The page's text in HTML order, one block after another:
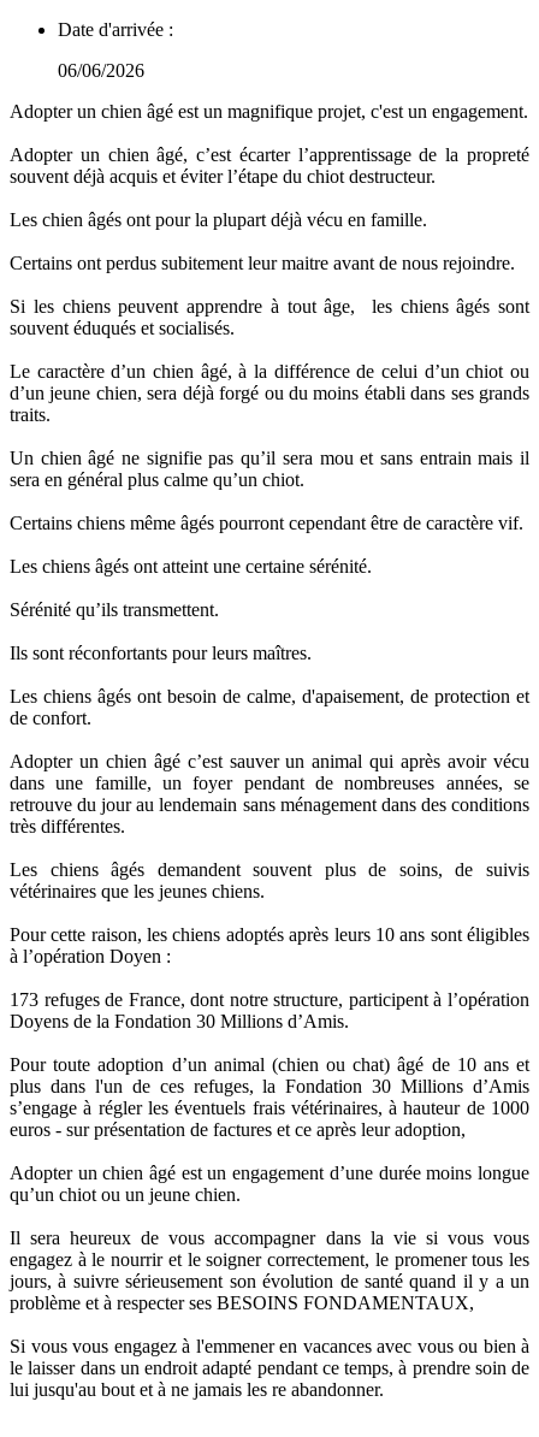
Date d'arrivée :
06/06/2026
Adopter un chien âgé est un magnifique projet, c'est un engagement.
Adopter un chien âgé, c’est écarter l’apprentissage de la propreté
souvent déjà acquis et éviter l’étape du chiot destructeur.
Les chien âgés ont pour la plupart déjà vécu en famille.
Certains ont perdus subitement leur maitre avant de nous rejoindre.
Si les chiens peuvent apprendre à tout âge, les chiens âgés sont
souvent éduqués et socialisés.
Le caractère d’un chien âgé, à la différence de celui d’un chiot ou
d’un jeune chien, sera déjà forgé ou du moins établi dans ses grands
traits.
Un chien âgé ne signifie pas qu’il sera mou et sans entrain mais il
sera en général plus calme qu’un chiot.
Certains chiens même âgés pourront cependant être de caractère vif.
Les chiens âgés ont atteint une certaine sérénité.
Sérénité qu’ils transmettent.
Ils sont réconfortants pour leurs maîtres.
Les chiens âgés ont besoin de calme, d'apaisement, de protection et
de confort.
Adopter un chien âgé c’est sauver un animal qui après avoir vécu
dans une famille, un foyer pendant de nombreuses années, se
retrouve du jour au lendemain sans ménagement dans des conditions
très différentes.
Les chiens âgés demandent souvent plus de soins, de suivis
vétérinaires que les jeunes chiens.
Pour cette raison, les chiens adoptés après leurs 10 ans sont éligibles
à l’opération Doyen :
173 refuges de France, dont notre structure, participent à l’opération
Doyens de la Fondation 30 Millions d’Amis.
Pour toute adoption d’un animal (chien ou chat) âgé de 10 ans et
plus dans l'un de ces refuges, la Fondation 30 Millions d’Amis
s’engage à régler les éventuels frais vétérinaires, à hauteur de 1000
euros - sur présentation de factures et ce après leur adoption,
Adopter un chien âgé est un engagement d’une durée moins longue
qu’un chiot ou un jeune chien.
Il sera heureux de vous accompagner dans la vie si vous vous
engagez à le nourrir et le soigner correctement, le promener tous les
jours, à suivre sérieusement son évolution de santé quand il y a un
problème et à respecter ses BESOINS FONDAMENTAUX,
Si vous vous engagez à l'emmener en vacances avec vous ou bien à
le laisser dans un endroit adapté pendant ce temps, à prendre soin de
lui jusqu'au bout et à ne jamais les re abandonner.